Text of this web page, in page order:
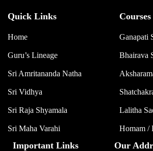
Quick Links
Home
Guru’s Lineage
Sri Amritananda Natha
Sri Vidhya
Sri Raja Shyamala
Sri Maha Varahi
Courses
Ganapati
Bhairava
Lalitha
Homam /
Important Links Our